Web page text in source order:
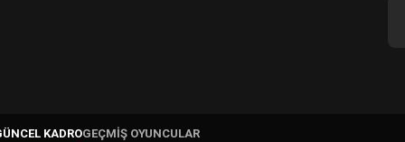
KADROGEÇMIŞ OYUNCULAR